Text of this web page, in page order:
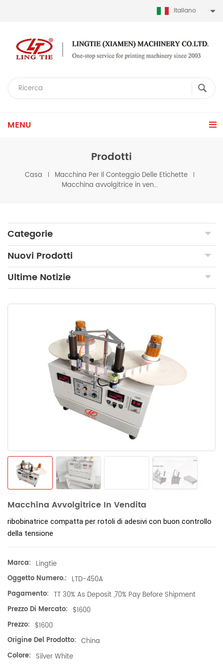
Italiano
MENU
Prodotti
Casa
Macchina Per Il Conteggio Delle Etichette
Macchina avvolgitrice in vendita
Categorie
Nuovi Prodotti
Ultime Notizie
Macchina Avvolgitrice In Vendita
ribobinatrice compatta per rotoli di adesivi con buon controllo
della tensione
Marca: Lingtie
Oggetto Numero.: LTD-450A
Pagamento: TT 30% As Deposit ,70% Pay Before Shipment
Prezzo Di Mercato: $1600
Prezzo: $1600
Origine Del Prodotto: China
Colore: Silver White